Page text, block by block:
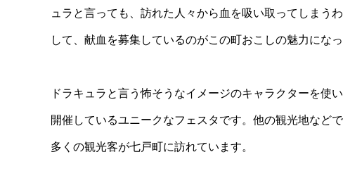
ュラと言っても、訪れた人々から血を吸い取ってしまう
して、献血を募集しているのがこの町おこしの魅力になっ
ドラキュラと言う怖そうなイメージのキャラクターを使
開催しているユニークなフェスタです。他の観光地など
多くの観光客が七戸町に訪れています。